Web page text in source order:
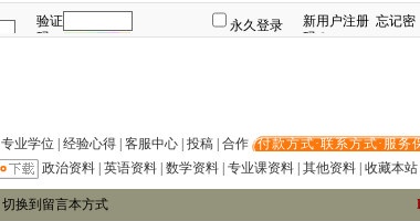
专业学位 经验心得 客服中心 投稿 合作 ·付款方式·联系方式·服务
政治资料 英语资料 数学资料 专业课资料 其他资料 收藏本站
切换到留言本方式